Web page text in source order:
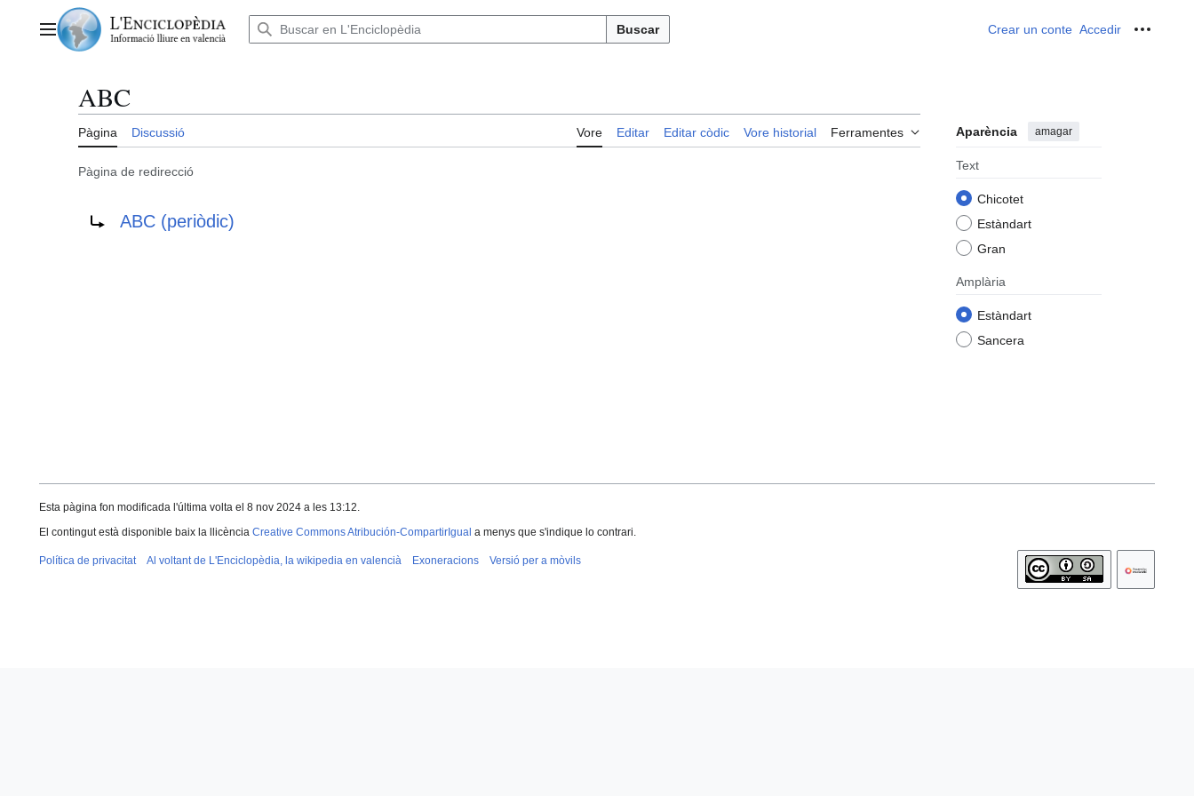
contingutMenú principal Buscar Crear un conte Accedir
ABC
Pàgina Discussió Vore Editar Editar còdic Vore historial Ferramentes Aparència amagar
Text
Chicotet
Estàndart
Gran
Amplària
Estàndart
Sancera
Pàgina de redirecció
ABC (periòdic)
Esta pàgina fon modificada l'última volta el 8 nov 2024 a les 13:12.
El contingut està disponible baix la llicència Creative Commons Atribución-CompartirIgual a menys que s'indique lo contrari.
Política de privacitat Al voltant de L'Enciclopèdia, la wikipedia en valencià Exoneracions Versió per a mòvils